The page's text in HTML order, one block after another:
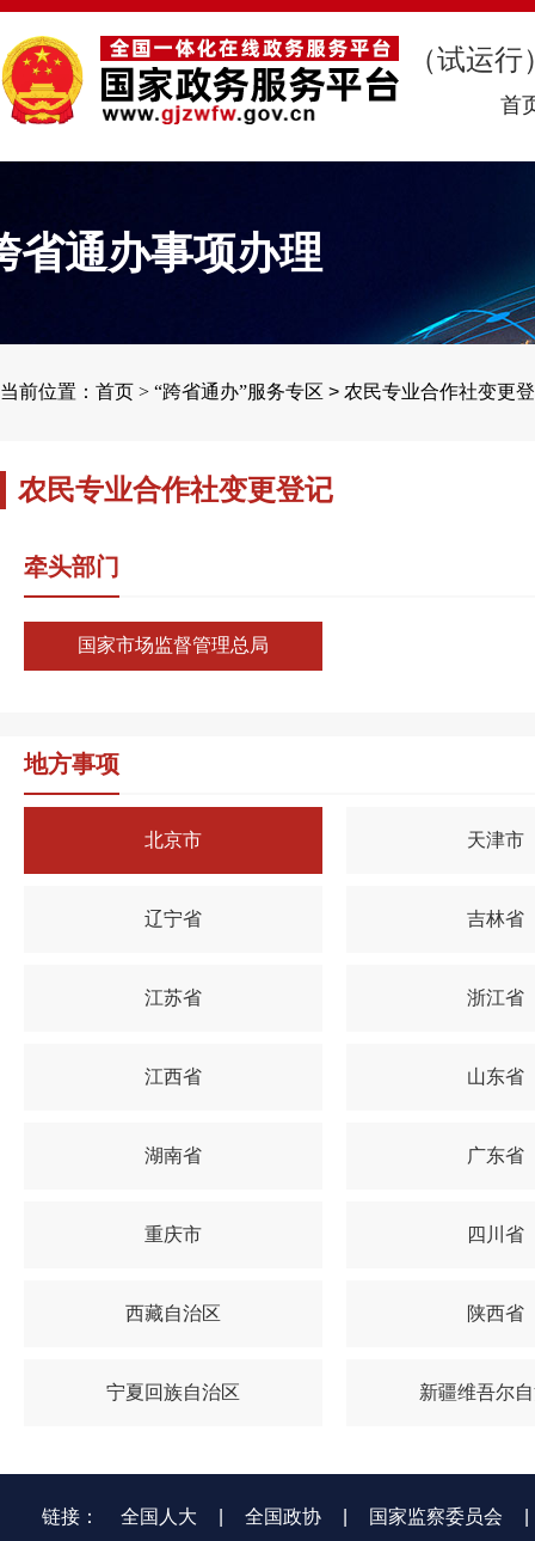
（试运行
首
省通办事项办理
当前位置：首页 > “跨省通办”服务专区 > 农民专业合作社变更
农民专业合作社变更登记
牵头部门
国家市场监督管理总局
地方事项
北京市 天津市
辽宁省 吉林省
江苏省 浙江省
江西省 山东省
湖南省 广东省
重庆市 四川省
西藏自治区 陕西省
宁夏回族自治区 新疆维吾尔
链接： 全国人大 全国政协 国家监察委员会